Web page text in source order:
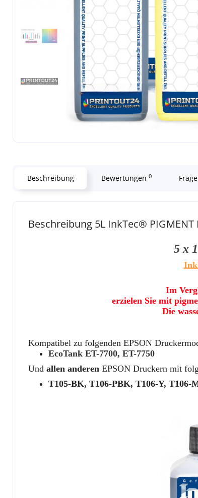
Beschreibung Bewertungen 0
Beschreibung 5L InkTec® PIGMENT
5 x
I
Im
erzielen Sie mit
Die
Kompatibel zu folgenden EPSON
EcoTank ET-7700, ET-7750
Und allen anderen EPSON Druckern mit
T105-BK, T106-PBK, T106-Y, T106-